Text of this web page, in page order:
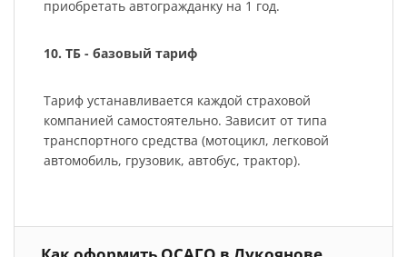
приобретать автогражданку на 1 год.
10. ТБ - базовый тариф
Тариф устанавливается каждой страховой
компанией самостоятельно. Зависит от типа
транспортного средства (мотоцикл, легковой
автомобиль, грузовик, автобус, трактор).